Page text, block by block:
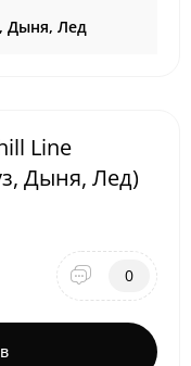
Дыня, Лед
Line
Дыня, Лед)
0